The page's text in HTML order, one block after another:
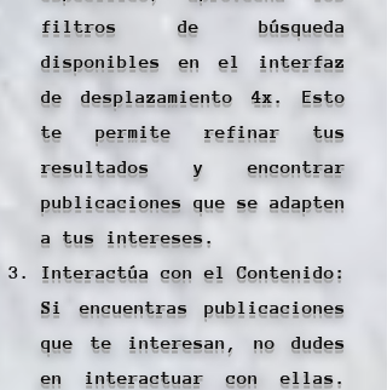
filtros de búsqueda
disponibles en el interfaz
de desplazamiento 4x. Esto
te permite refinar tus
resultados y encontrar
publicaciones que se adapten
a tus intereses.
Interactúa con el Contenido:
Si encuentras publicaciones
que te interesan, no dudes
en interactuar con ellas.